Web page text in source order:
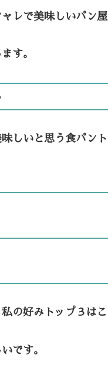
レで美味しいパン屋
す。
しいと思う食パント
の好みトップ３はこ
です。